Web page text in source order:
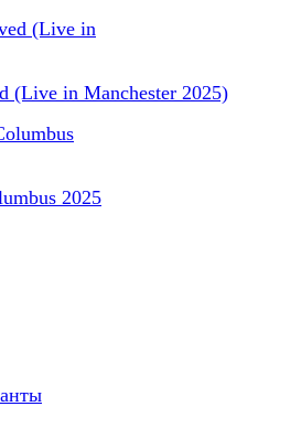
(Live in Manchester 2025)
2025